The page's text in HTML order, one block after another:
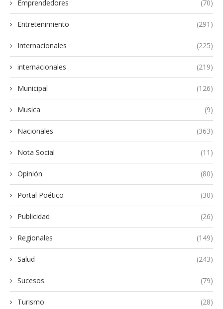
Emprendedores (70)
Entretenimiento (291)
Internacionales (225)
internacionales (219)
Municipal (126)
Musica (9)
Nacionales (363)
Nota Social (11)
Opinión (80)
Portal Poético (30)
Publicidad (26)
Regionales (149)
Salud (243)
Sucesos (79)
Turismo (28)